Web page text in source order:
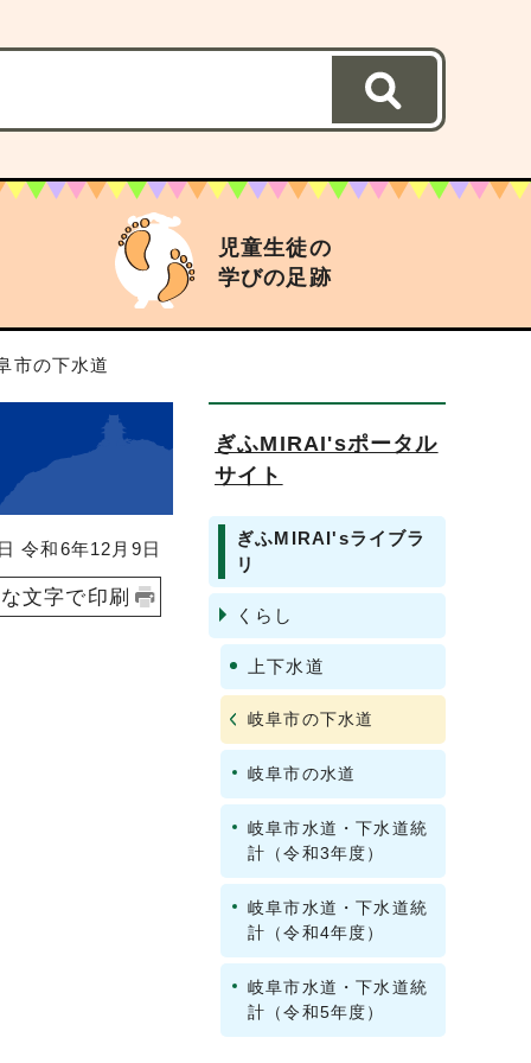
児童生徒の
学びの足跡
市の下水道
令和6年12月9日
文字で印刷
ぎふMIRAI'sポータル
サイト
ぎふMIRAI'sライブラ
リ
くらし
上下水道
岐阜市の下水道
岐阜市の水道
岐阜市水道・下水道統
計（令和3年度）
岐阜市水道・下水道統
計（令和4年度）
岐阜市水道・下水道統
計（令和5年度）